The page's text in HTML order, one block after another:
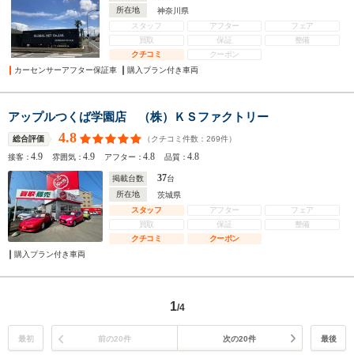
所在地
神奈川県
スタッフ
アフター
フェア
買取
保証
整備
クチコミ
クーポン
カーセンサーアフター保証車
購入プラン付き車両
アップルつくば学園店 （株）ＫＳファクトリー
総合評価 4.8 （クチコミ件数： 269件）
接客：4.9 雰囲気：4.9 アフター：4.8 品質：4.8
掲載台数 37台
所在地
茨城県
スタッフ
アフター
フェア
買取
保証
整備
クチコミ
クーポン
購入プラン付き車両
1/4
最初 前の20件 次の20件 最後